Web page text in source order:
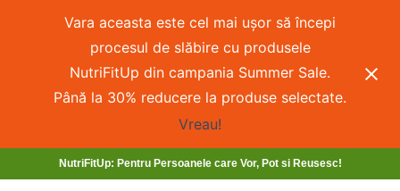
Vara aceasta este cel mai ușor să începi
procesul de slăbire cu produsele
NutriFitUp din campania Summer Sale.
Până la 30% reducere la produse selectate.
Vreau!
NutriFitUp: Pentru Persoanele care Vor, Pot si Reusesc!